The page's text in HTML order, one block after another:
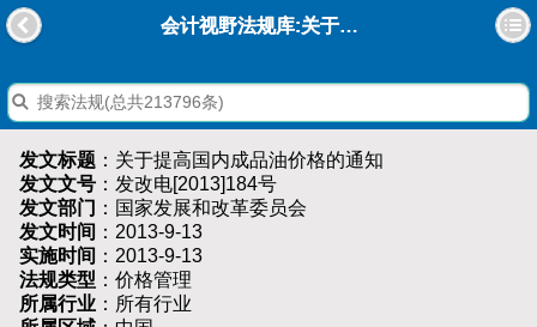
会计视野法规库:关于提高国内成品油价格的通知
发文标题 ：关于提高国内成品油价格的通知
发文文号 ：发改电[2013]184号
发文部门 ：国家发展和改革委员会
发文时间 ：2013-9-13
实施时间 ：2013-9-13
法规类型 ：价格管理
所属行业 ：所有行业